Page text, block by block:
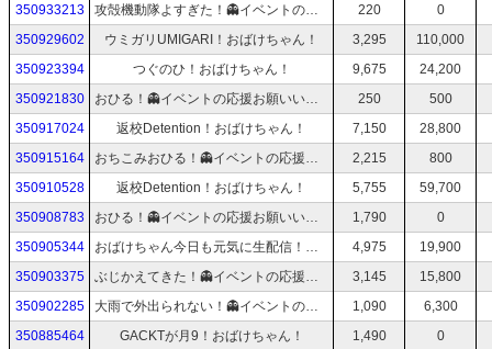
350933213
攻殻機動隊よすぎた！👻イベントの応援お願いいたします！おばけちゃん！ 220
0
350929602
ウミガリUMIGARI！おばけちゃん！ 3,295
110,000
350923394
つぐのひ！おばけちゃん！ 9,675
24,200
350921830
おひる！👻イベントの応援お願いいたします！おばけちゃん！ 250
500
350917024
返校Detention！おばけちゃん！ 7,150
28,800
350915164
おちこみおひる！👻イベントの応援お願いいたします！おばけちゃん！ 2,215
800
350910528
返校Detention！おばけちゃん！ 5,755
59,700
350908783
おひる！👻イベントの応援お願いいたします！おばけちゃん！ 1,790
0
350905344
おばけちゃん今日も元気に生配信！👻イベントの応援よろしくお願いいたします！ 4,975
19,900
350903375
ぶじかえてきた！👻イベントの応援お願いいたします！おばけちゃん！ 3,145
15,800
350902285
大雨で外出られない！👻イベントの応援お願いいたします！おばけちゃん！ 1,090
6,300
350885464
GACKTが月9！おばけちゃん！ 1,490
0